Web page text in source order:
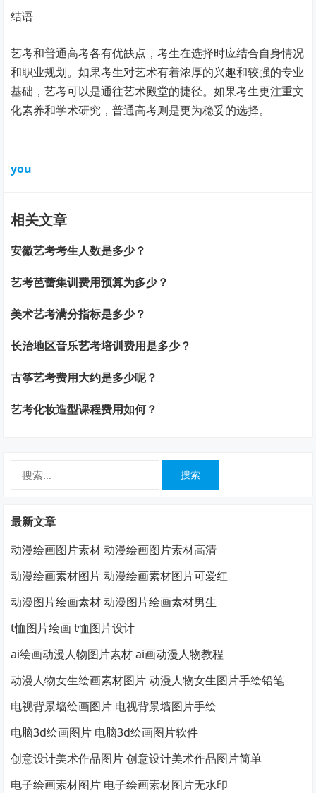
结语
艺考和普通高考各有优缺点，考生在选择时应结合自身情况
和职业规划。如果考生对艺术有着浓厚的兴趣和较强的专业
基础，艺考可以是通往艺术殿堂的捷径。如果考生更注重文
化素养和学术研究，普通高考则是更为稳妥的选择。
you
相关文章
安徽艺考考生人数是多少？
艺考芭蕾集训费用预算为多少？
美术艺考满分指标是多少？
长治地区音乐艺考培训费用是多少？
古筝艺考费用大约是多少呢？
艺考化妆造型课程费用如何？
最新文章
动漫绘画图片素材 动漫绘画图片素材高清
动漫绘画素材图片 动漫绘画素材图片可爱红
动漫图片绘画素材 动漫图片绘画素材男生
t恤图片绘画 t恤图片设计
ai绘画动漫人物图片素材 ai画动漫人物教程
动漫人物女生绘画素材图片 动漫人物女生图片手绘铅笔
电视背景墙绘画图片 电视背景墙图片手绘
电脑3d绘画图片 电脑3d绘画图片软件
创意设计美术作品图片 创意设计美术作品图片简单
电子绘画素材图片 电子绘画素材图片无水印